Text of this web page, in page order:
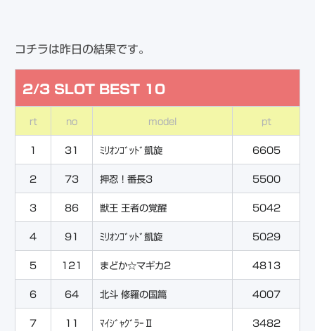
コチラは昨日の結果です。
2/3 SLOT BEST 10
rt no model pt
1 31 ﾐﾘｵﾝｺﾞｯﾄﾞ凱旋 6605
2 73 押忍！番長3 5500
3 86 獣王 王者の覚醒 5042
4 91 ﾐﾘｵﾝｺﾞｯﾄﾞ凱旋 5029
5 121 まどか☆マギカ2 4813
6 64 北斗 修羅の国篇 4007
7 11 ﾏｲｼﾞｬｸﾞﾗｰⅡ 3482